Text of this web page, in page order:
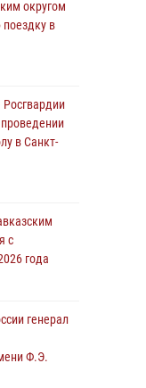
(видео)
майор
руферов
в
округом
в
в Санкт-
с
года
генерал
Ф.Э.